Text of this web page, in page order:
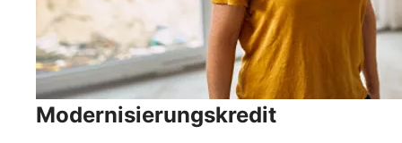
Modernisierungskredit